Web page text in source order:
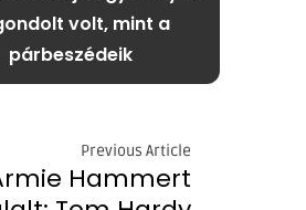
volt, mint a
párbeszédeik
Previous Article
Hammert